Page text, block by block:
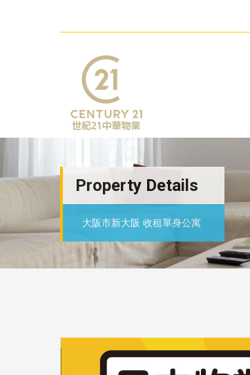
Property Details
大阪市新大阪 收租單身公寓